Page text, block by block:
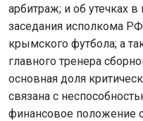
арбитраж; и об утечках в
заседания исполкома
крымского футбола; а
главного тренера
основная доля
связана с
финансовое положение